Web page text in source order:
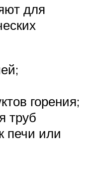
для
горения;
труб
печи или